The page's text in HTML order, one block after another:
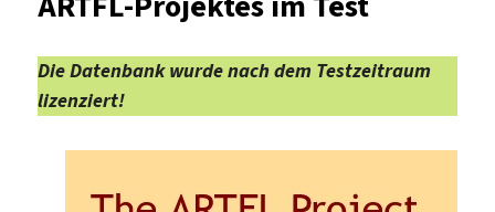
Die Datenbank wurde nach dem Testzeitraum
lizenziert!